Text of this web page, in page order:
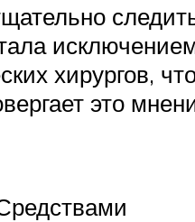
хирургов,
это